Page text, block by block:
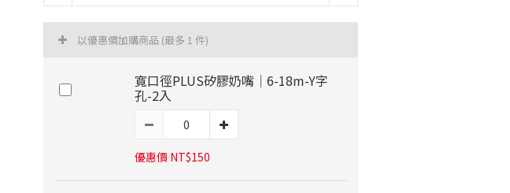
以優惠價加購商品 (最多 1 件)
寬口徑PLUS矽膠奶嘴｜6-18m-Y字
孔-2入
優惠價 NT$150